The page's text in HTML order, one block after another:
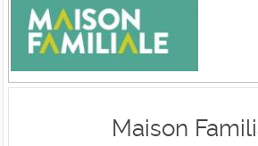
Maison